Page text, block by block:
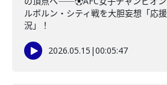
ルボルン・シティ戦を大胆妄想「応
況」！
2026.05.15 |00:05:47